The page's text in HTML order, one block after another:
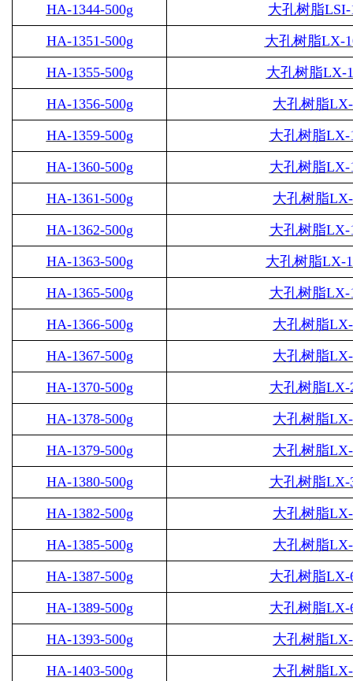
HA-1344-500g
大孔树脂LSI-
HA-1351-500g
大孔树脂LX-
HA-1355-500g
大孔树脂LX-
HA-1356-500g
大孔树脂
HA-1359-500g
大孔树脂LX-
HA-1360-500g
大孔树脂LX-
HA-1361-500g
大孔树脂
HA-1362-500g
大孔树脂LX-
HA-1363-500g
大孔树脂LX-
HA-1365-500g
大孔树脂LX-
HA-1366-500g
大孔树脂
HA-1367-500g
大孔树脂
HA-1370-500g
大孔树脂LX-
HA-1378-500g
大孔树脂
HA-1379-500g
大孔树脂
HA-1380-500g
大孔树脂LX-
HA-1382-500g
大孔树脂
HA-1385-500g
大孔树脂
HA-1387-500g
大孔树脂LX-
HA-1389-500g
大孔树脂LX-
HA-1393-500g
大孔树脂
HA-1403-500g
大孔树脂